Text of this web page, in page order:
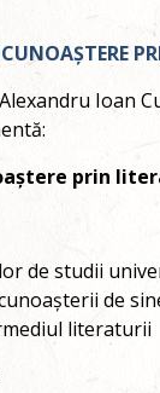
Ioan
prin
de studii
de
literaturii